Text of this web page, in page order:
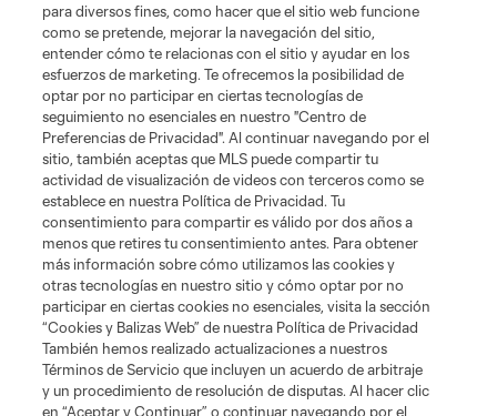
Tickets
News
MLSSOCCER.COM
Terminos de servicio
Politica de privacidad
Do Not Sell or Share My Personal Information
Cookies Settings
para diversos fines, como hacer que el sitio web funcione
como se pretende, mejorar la navegación del sitio,
entender cómo te relacionas con el sitio y ayudar en los
esfuerzos de marketing. Te ofrecemos la posibilidad de
optar por no participar en ciertas tecnologías de
seguimiento no esenciales en nuestro "Centro de
Preferencias de Privacidad". Al continuar navegando por el
sitio, también aceptas que MLS puede compartir tu
actividad de visualización de videos con terceros como se
establece en nuestra Política de Privacidad. Tu
consentimiento para compartir es válido por dos años a
menos que retires tu consentimiento antes. Para obtener
más información sobre cómo utilizamos las cookies y
otras tecnologías en nuestro sitio y cómo optar por no
participar en ciertas cookies no esenciales, visita la sección
“Cookies y Balizas Web” de nuestra Política de Privacidad
También hemos realizado actualizaciones a nuestros
Términos de Servicio que incluyen un acuerdo de arbitraje
y un procedimiento de resolución de disputas. Al hacer clic
en “Aceptar y Continuar” o continuar navegando por el